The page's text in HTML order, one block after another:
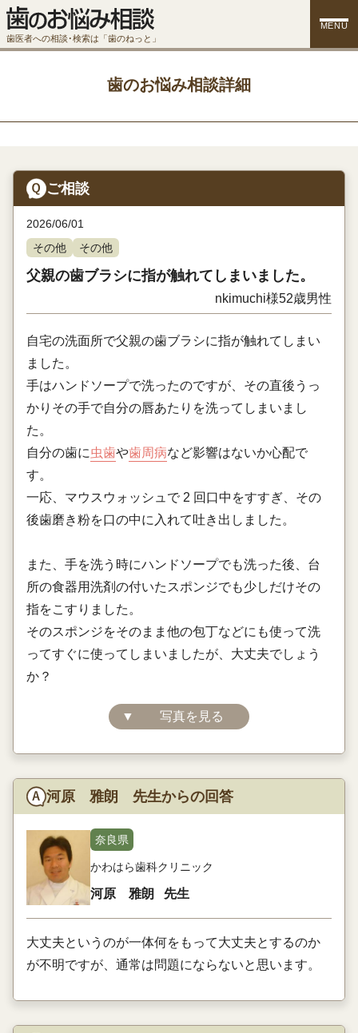
歯医者への相談･検索は「歯のねっと」
MENU
歯のお悩み相談詳細
ご相談
2026/06/01
その他
その他
父親の歯ブラシに指が触れてしまいました。
nkimuchi様52歳男性
自宅の洗面所で父親の歯ブラシに指が触れてしまい
ました。
手はハンドソープで洗ったのですが、その直後うっ
かりその手で自分の唇あたりを洗ってしまいまし
た。
自分の歯に虫歯や歯周病など影響はないか心配で
す。
一応、マウスウォッシュで 2 回口中をすすぎ、その
後歯磨き粉を口の中に入れて吐き出しました。
また、手を洗う時にハンドソープでも洗った後、台
所の食器用洗剤の付いたスポンジでも少しだけその
指をこすりました。
そのスポンジをそのまま他の包丁などにも使って洗
ってすぐに使ってしまいましたが、大丈夫でしょう
か？
▼ 写真を見る
河原 雅朗 先生からの回答
奈良県
かわはら歯科クリニック
河原 雅朗 先生
大丈夫というのが一体何をもって大丈夫とするのか
が不明ですが、通常は問題にならないと思います。